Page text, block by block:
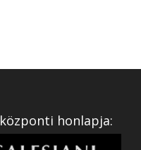
honlapja: